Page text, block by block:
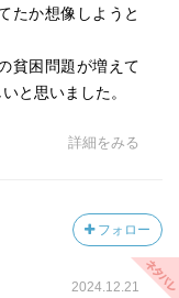
たか想像しようと
貧困問題が増えて
と思いました。
詳細をみる
フォロー
2024.12.21